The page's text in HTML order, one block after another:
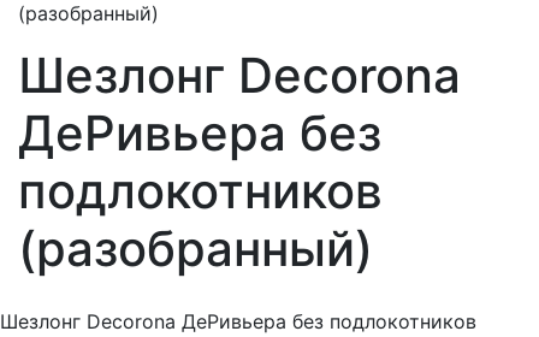
(разобранный)
Шезлонг Decorona
ДеРивьера без
подлокотников
(разобранный)
Шезлонг Decorona ДеРивьера без подлокотников